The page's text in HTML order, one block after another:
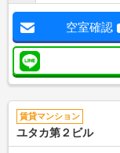
空室確認
賃貸マンション
ユタカ第２ビル